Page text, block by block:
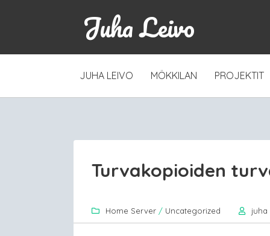
Juha Leivo
SKIP
JUHA LEIVO MÖKKILAN PROJEKTIT
Turvakopioiden
Home Server / Uncategorized juha